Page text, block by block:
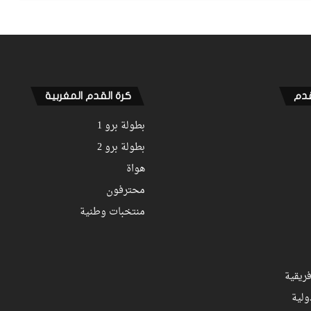
الملكي يتوقف أمام الكوكب المراكشي
كرة القدم المغربية
بطولة برو 1
بطولة برو 2
هواة
محترفون
منتخبات وطنية